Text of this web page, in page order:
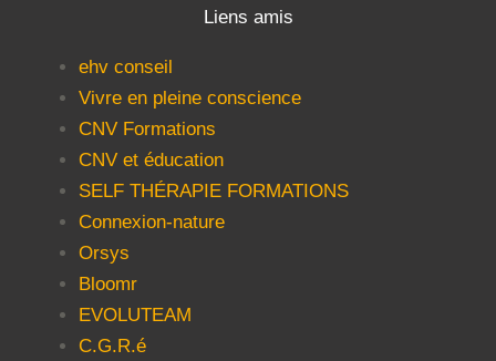
Liens amis
ehv conseil
Vivre en pleine conscience
CNV Formations
CNV et éducation
SELF THÉRAPIE FORMATIONS
Connexion-nature
Orsys
Bloomr
EVOLUTEAM
C.G.R.é